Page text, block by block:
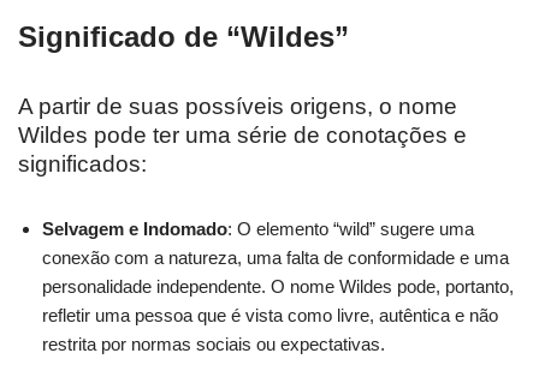
Significado de “Wildes”
A partir de suas possíveis origens, o nome
Wildes pode ter uma série de conotações e
significados:
Selvagem e Indomado: O elemento “wild” sugere uma
conexão com a natureza, uma falta de conformidade e uma
personalidade independente. O nome Wildes pode, portanto,
refletir uma pessoa que é vista como livre, autêntica e não
restrita por normas sociais ou expectativas.